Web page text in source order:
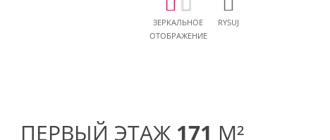
ЗЕРКАЛЬНОЕ
ОТОБРАЖЕНИЕ
RYSUJ
ПЕРВЫЙ ЭТАЖ 171 M²